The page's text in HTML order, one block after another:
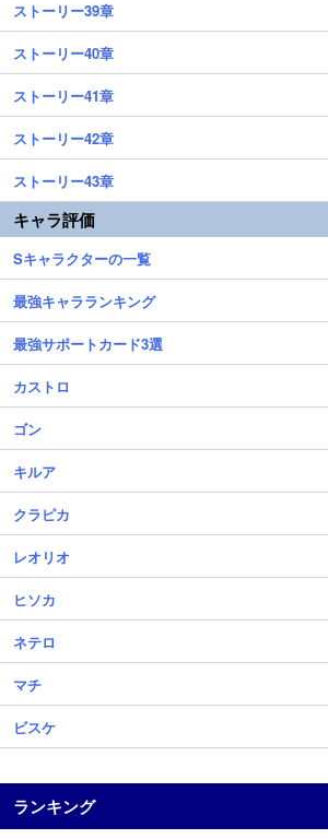
ストーリー39章
ストーリー40章
ストーリー41章
ストーリー42章
ストーリー43章
キャラ評価
Sキャラクターの一覧
最強キャラランキング
最強サポートカード3選
カストロ
ゴン
キルア
クラピカ
レオリオ
ヒソカ
ネテロ
マチ
ビスケ
ランキング